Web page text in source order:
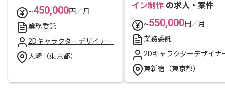
~450,000円／月
業務委託
2Dキャラクターデザイナー
大崎（東京都）
イン制作 の求人・案件
~550,000円／月
業務委託
2Dキャラクターデザイナ
東新宿（東京都）